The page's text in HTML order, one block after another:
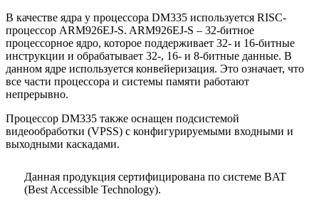
В качестве ядра у процессора DM335 используется RISC-
процессор ARM926EJ-S. ARM926EJ-S – 32-битное
процессорное ядро, которое поддерживает 32- и 16-битные
инструкции и обрабатывает 32-, 16- и 8-битные данные. В
данном ядре используется конвейеризация. Это означает, что
все части процессора и системы памяти работают
непрерывно.
Процессор DM335 также оснащен подсистемой
видеообработки (VPSS) с конфигурируемыми входными и
выходными каскадами.
Данная продукция сертифицирована по системе BAT
(Best Accessible Technology).